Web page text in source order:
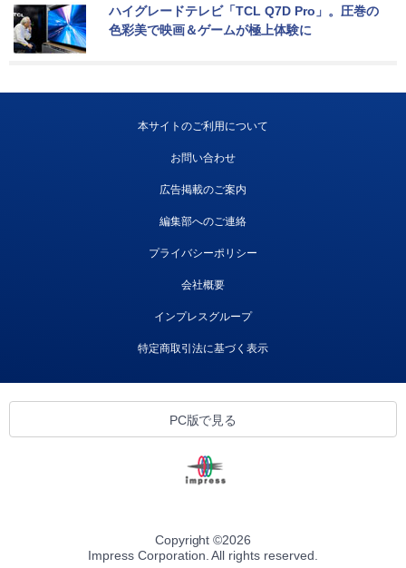
ハイグレードテレビ「TCL Q7D Pro」。圧巻の
色彩美で映画＆ゲームが極上体験に
本サイトのご利用について
お問い合わせ
広告掲載のご案内
編集部へのご連絡
プライバシーポリシー
会社概要
インプレスグループ
特定商取引法に基づく表示
PC版で見る
Copyright ©2026
Impress Corporation. All rights reserved.